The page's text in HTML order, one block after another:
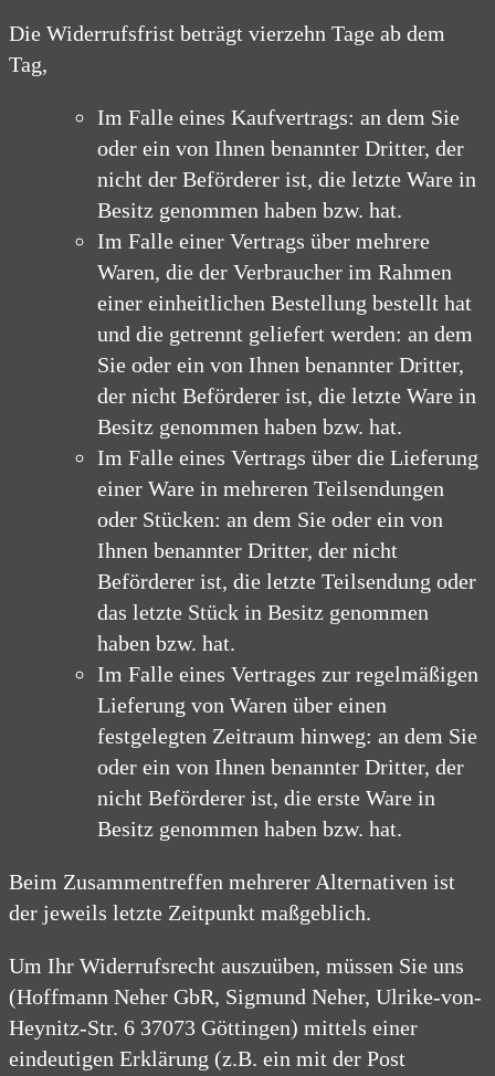
Die Widerrufsfrist beträgt vierzehn Tage ab dem
Tag,
Im Falle eines Kaufvertrags: an dem Sie
oder ein von Ihnen benannter Dritter, der
nicht der Beförderer ist, die letzte Ware in
Besitz genommen haben bzw. hat.
Im Falle einer Vertrags über mehrere
Waren, die der Verbraucher im Rahmen
einer einheitlichen Bestellung bestellt hat
und die getrennt geliefert werden: an dem
Sie oder ein von Ihnen benannter Dritter,
der nicht Beförderer ist, die letzte Ware in
Besitz genommen haben bzw. hat.
Im Falle eines Vertrags über die Lieferung
einer Ware in mehreren Teilsendungen
oder Stücken: an dem Sie oder ein von
Ihnen benannter Dritter, der nicht
Beförderer ist, die letzte Teilsendung oder
das letzte Stück in Besitz genommen
haben bzw. hat.
Im Falle eines Vertrages zur regelmäßigen
Lieferung von Waren über einen
festgelegten Zeitraum hinweg: an dem Sie
oder ein von Ihnen benannter Dritter, der
nicht Beförderer ist, die erste Ware in
Besitz genommen haben bzw. hat.
Beim Zusammentreffen mehrerer Alternativen ist
der jeweils letzte Zeitpunkt maßgeblich.
Um Ihr Widerrufsrecht auszuüben, müssen Sie uns
(Hoffmann Neher GbR, Sigmund Neher, Ulrike-von-
Heynitz-Str. 6 37073 Göttingen) mittels einer
eindeutigen Erklärung (z.B. ein mit der Post